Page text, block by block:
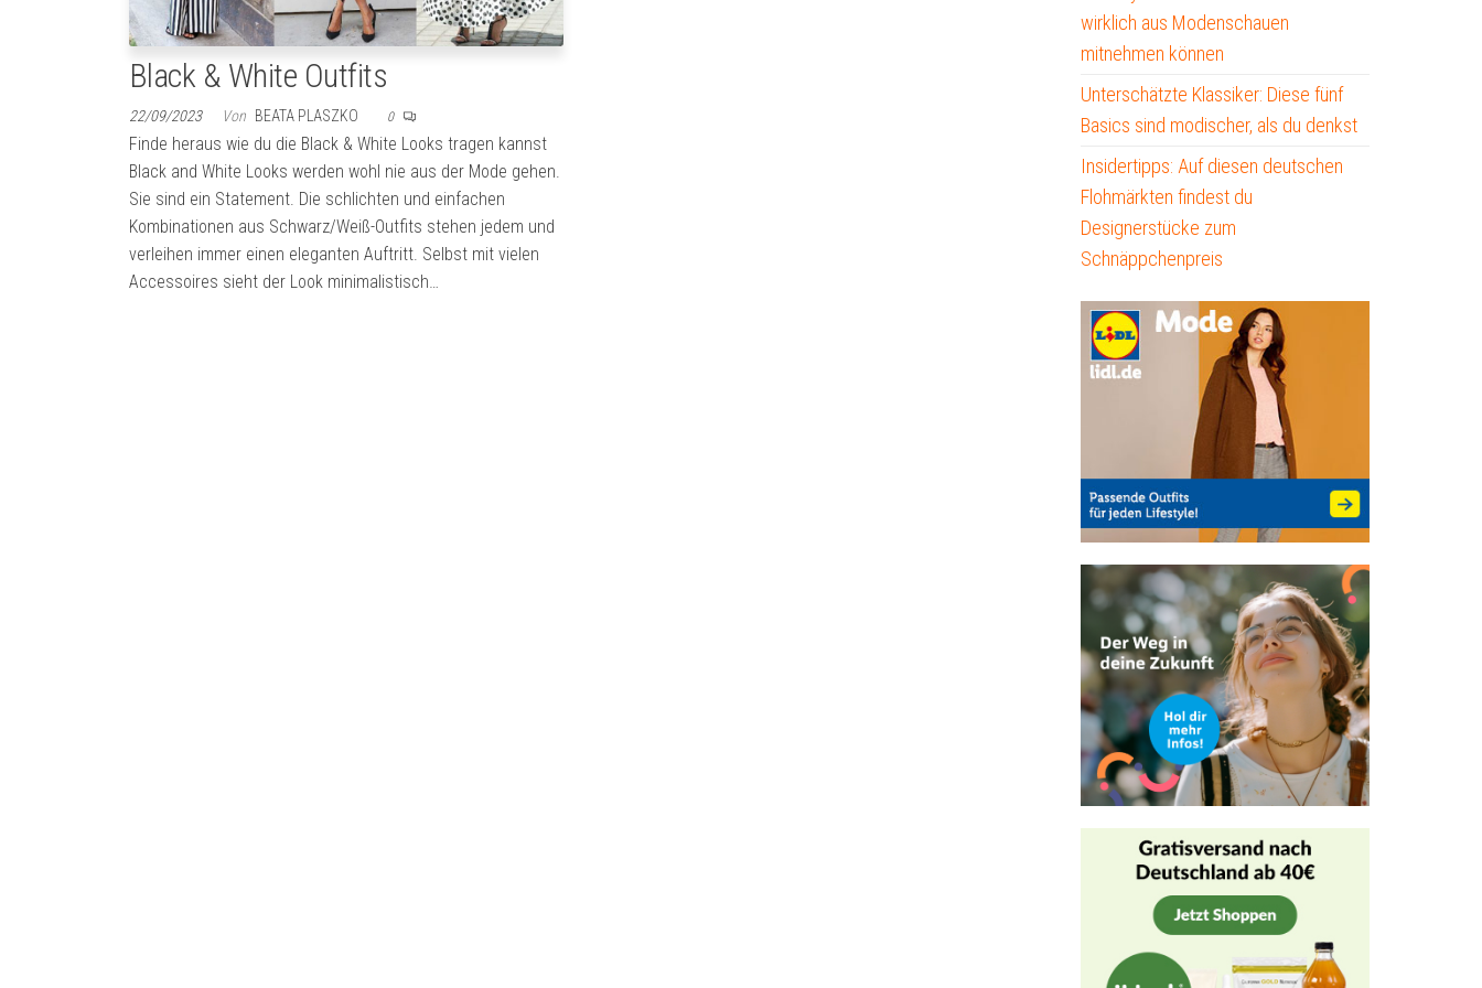
Black & White Outfits
22/09/2023 Von BEATA PLASZKO 0
Finde heraus wie du die Black & White Looks tragen kannst
Black and White Looks werden wohl nie aus der Mode gehen.
Sie sind ein Statement. Die schlichten und einfachen
Kombinationen aus Schwarz/Weiß-Outfits stehen jedem und
verleihen immer einen eleganten Auftritt. Selbst mit vielen
Accessoires sieht der Look minimalistisch…
wirklich aus Modenschauen
mitnehmen können
Unterschätzte Klassiker: Diese fünf
Basics sind modischer, als du denkst
Insidertipps: Auf diesen deutschen
Flohmärkten findest du
Designerstücke zum
Schnäppchenpreis